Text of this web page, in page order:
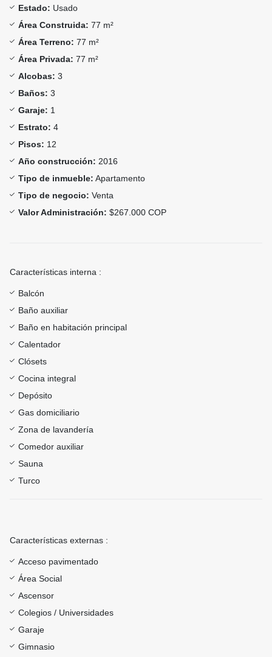
Estado: Usado
Área Construida: 77 m²
Área Terreno: 77 m²
Área Privada: 77 m²
Alcobas: 3
Baños: 3
Garaje: 1
Estrato: 4
Pisos: 12
Año construcción: 2016
Tipo de inmueble: Apartamento
Tipo de negocio: Venta
Valor Administración: $267.000 COP
Características interna :
Balcón
Baño auxiliar
Baño en habitación principal
Calentador
Clósets
Cocina integral
Depósito
Gas domiciliario
Zona de lavandería
Comedor auxiliar
Sauna
Turco
Características externas :
Acceso pavimentado
Área Social
Ascensor
Colegios / Universidades
Garaje
Gimnasio